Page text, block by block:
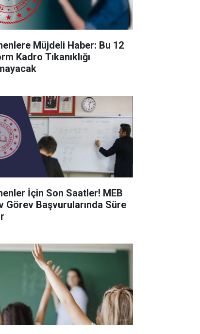
Müjdeli Haber: Bu 12
Kadro Tıkanıklığı
İçin Son Saatler! MEB
Görev Başvurularında Süre